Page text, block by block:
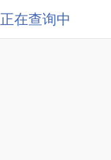
正在查询中